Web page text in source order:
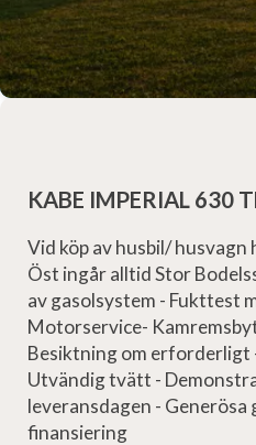
KABE IMPERIAL 630
Vid köp av husbil/
Öst ingår alltid Stor
av gasolsystem - Fukttest
Motorservice-
Besiktning om erforderligt
Utvändig tvätt -
leveransdagen -
finansiering